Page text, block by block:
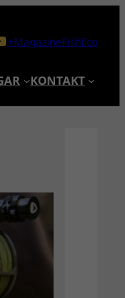
+MagazineFishEco
KONTAKT